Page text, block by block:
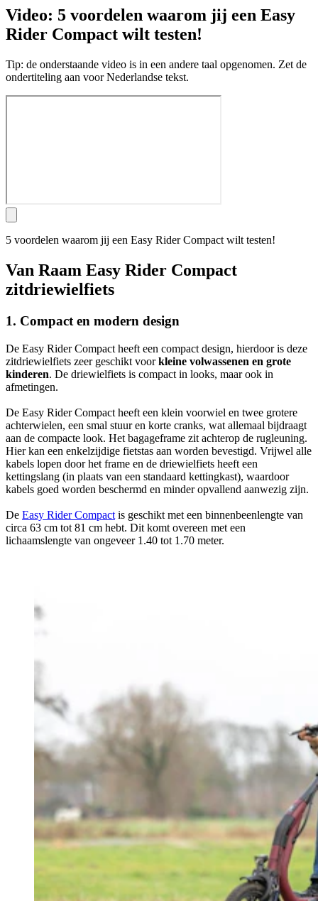
Video: 5 voordelen waarom jij een Easy
Rider Compact wilt testen!
Tip: de onderstaande video is in een andere taal opgenomen. Zet de
ondertiteling aan voor Nederlandse tekst.
5 voordelen waarom jij een Easy Rider Compact wilt testen!
Van Raam Easy Rider Compact
zitdriewielfiets
1. Compact en modern design
De Easy Rider Compact heeft een compact design, hierdoor is deze
zitdriewielfiets zeer geschikt voorkleine volwassenen en grote
kinderen. De driewielfiets is compact in looks, maar ook in
afmetingen.
De Easy Rider Compact heeft een klein voorwiel en twee grotere
achterwielen, een smal stuur en korte cranks, wat allemaal bijdraagt
aan de compacte look. Het bagageframe zit achterop de rugleuning.
Hier kan een enkelzijdige fietstas aan worden bevestigd. Vrijwel alle
kabels lopen door het frame en de driewielfiets heeft een
kettingslang (in plaats van een standaard kettingkast), waardoor
kabels goed worden beschermd en minder opvallend aanwezig zijn.
De Easy Rider Compact is geschikt met een binnenbeenlengte van
circa 63 cm tot 81 cm hebt. Dit komt overeen met een
lichaamslengte van ongeveer 1.40 tot 1.70 meter.